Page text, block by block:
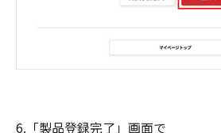
6.「製品登録完了」画面で